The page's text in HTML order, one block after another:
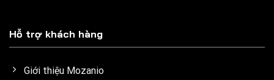
Hỗ trợ khách hàng
Giới thiệu Mozanio